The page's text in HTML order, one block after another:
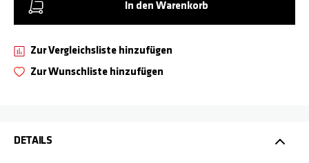
In den Warenkorb
Zur Wunschliste hinzufügen
Zur Vergleichsliste hinzufügen
DETAILS